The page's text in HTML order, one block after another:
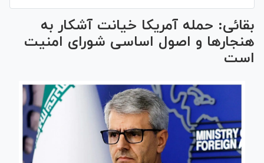
بقائی: حمله آمریکا خیانت آشکار به
هنجار‌ها و اصول اساسی شورای امنیت
است